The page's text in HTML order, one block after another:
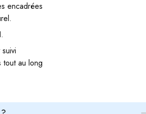
encadrées
tout au long